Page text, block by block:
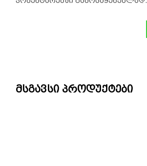
მსგავსი პროდუქტები